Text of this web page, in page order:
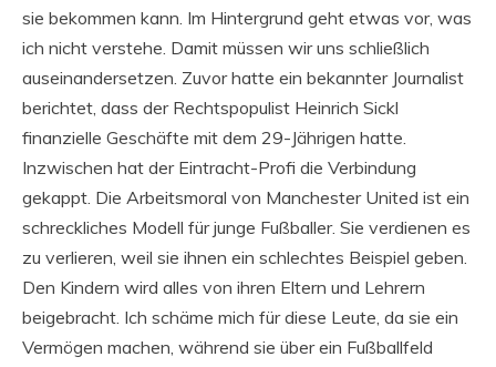
sie bekommen kann. Im Hintergrund geht etwas vor, was
ich nicht verstehe. Damit müssen wir uns schließlich
auseinandersetzen. Zuvor hatte ein bekannter Journalist
berichtet, dass der Rechtspopulist Heinrich Sickl
finanzielle Geschäfte mit dem 29-Jährigen hatte.
Inzwischen hat der Eintracht-Profi die Verbindung
gekappt. Die Arbeitsmoral von Manchester United ist ein
schreckliches Modell für junge Fußballer. Sie verdienen es
zu verlieren, weil sie ihnen ein schlechtes Beispiel geben.
Den Kindern wird alles von ihren Eltern und Lehrern
beigebracht. Ich schäme mich für diese Leute, da sie ein
Vermögen machen, während sie über ein Fußballfeld